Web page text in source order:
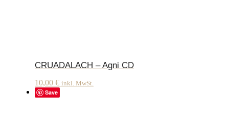
CRUADALACH – Agni CD
10,00 € inkl. MwSt.
Save